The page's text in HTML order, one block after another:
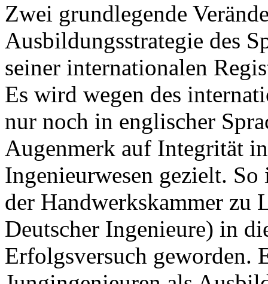
Zwei grundlegende
Ausbildungsstrategie des
seiner internationalen
Es wird wegen des
nur noch in englischer
Augenmerk auf Integrität
Ingenieurwesen gezielt.
der Handwerkskammer zu
Deutscher Ingenieure) in
Erfolgsversuch geworden.